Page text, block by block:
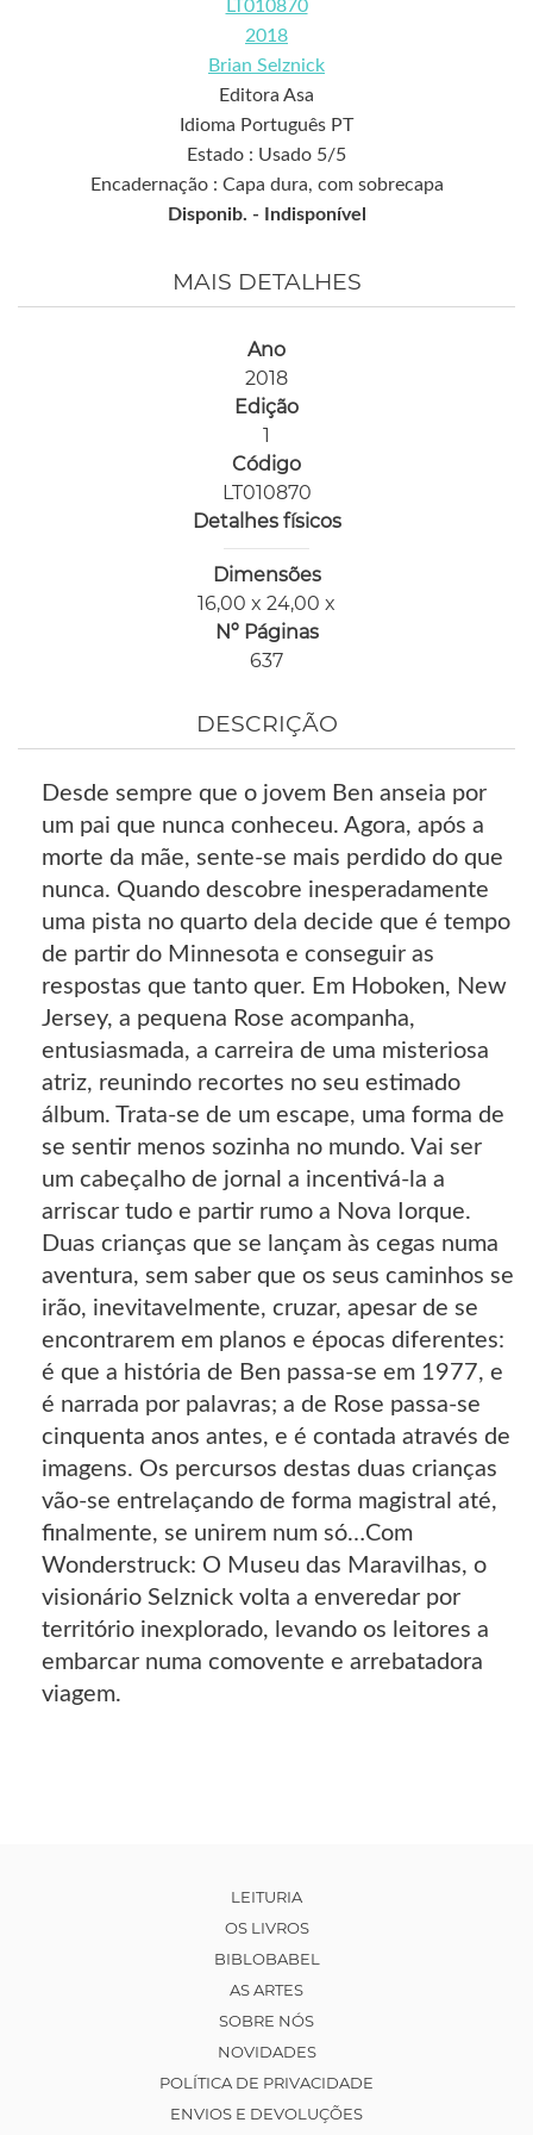
LT010870
2018
Brian Selznick
Editora Asa
Idioma Português PT
Estado : Usado 5/5
Encadernação : Capa dura, com sobrecapa
Disponib. -
Indisponível
MAIS DETALHES
Ano
2018
Edição
1
Código
LT010870
Detalhes físicos
Dimensões
16,00 x 24,00 x
Nº Páginas
637
DESCRIÇÃO
Desde sempre que o jovem Ben anseia por
um pai que nunca conheceu. Agora, após a
morte da mãe, sente-se mais perdido do que
nunca. Quando descobre inesperadamente
uma pista no quarto dela decide que é tempo
de partir do Minnesota e conseguir as
respostas que tanto quer. Em Hoboken, New
Jersey, a pequena Rose acompanha,
entusiasmada, a carreira de uma misteriosa
atriz, reunindo recortes no seu estimado
álbum. Trata-se de um escape, uma forma de
se sentir menos sozinha no mundo. Vai ser
um cabeçalho de jornal a incentivá-la a
arriscar tudo e partir rumo a Nova Iorque.
Duas crianças que se lançam às cegas numa
aventura, sem saber que os seus caminhos se
irão, inevitavelmente, cruzar, apesar de se
encontrarem em planos e épocas diferentes:
é que a história de Ben passa-se em 1977, e
é narrada por palavras; a de Rose passa-se
cinquenta anos antes, e é contada através de
imagens. Os percursos destas duas crianças
vão-se entrelaçando de forma magistral até,
finalmente, se unirem num só…Com
Wonderstruck: O Museu das Maravilhas, o
visionário Selznick volta a enveredar por
território inexplorado, levando os leitores a
embarcar numa comovente e arrebatadora
viagem.
LEITURIA
OS LIVROS
BIBLOBABEL
AS ARTES
SOBRE NÓS
NOVIDADES
POLÍTICA DE PRIVACIDADE
ENVIOS E DEVOLUÇÕES